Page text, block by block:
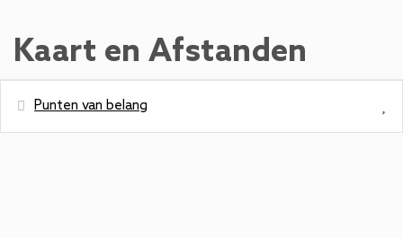
Kaart en Afstanden
Punten van belang